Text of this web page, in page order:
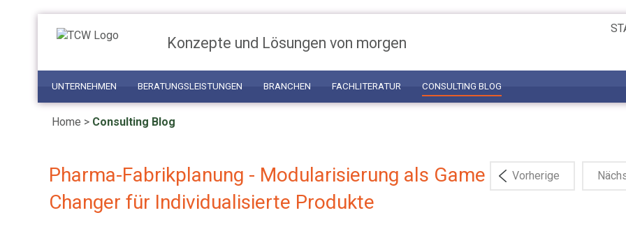
UNTERNEHMEN BERATUNGSLEISTUNGEN BRANCHEN FACHLITERATUR CONSULTING BLOG
Konzepte und Lösungen von morgen
Home > Consulting Blog
Vorherige
Pharma-Fabrikplanung - Modularisierung als Game
Changer für Individualisierte Produkte